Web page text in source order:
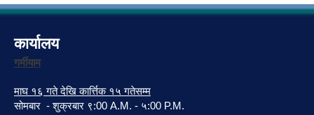
कार्यालय
गर्मीयाम
माघ १६ गते देखि कार्त्तिक १५ गतेसम्म
सोमबार - शुक्रबार ९:00 A.M. - ५:00 P.M.